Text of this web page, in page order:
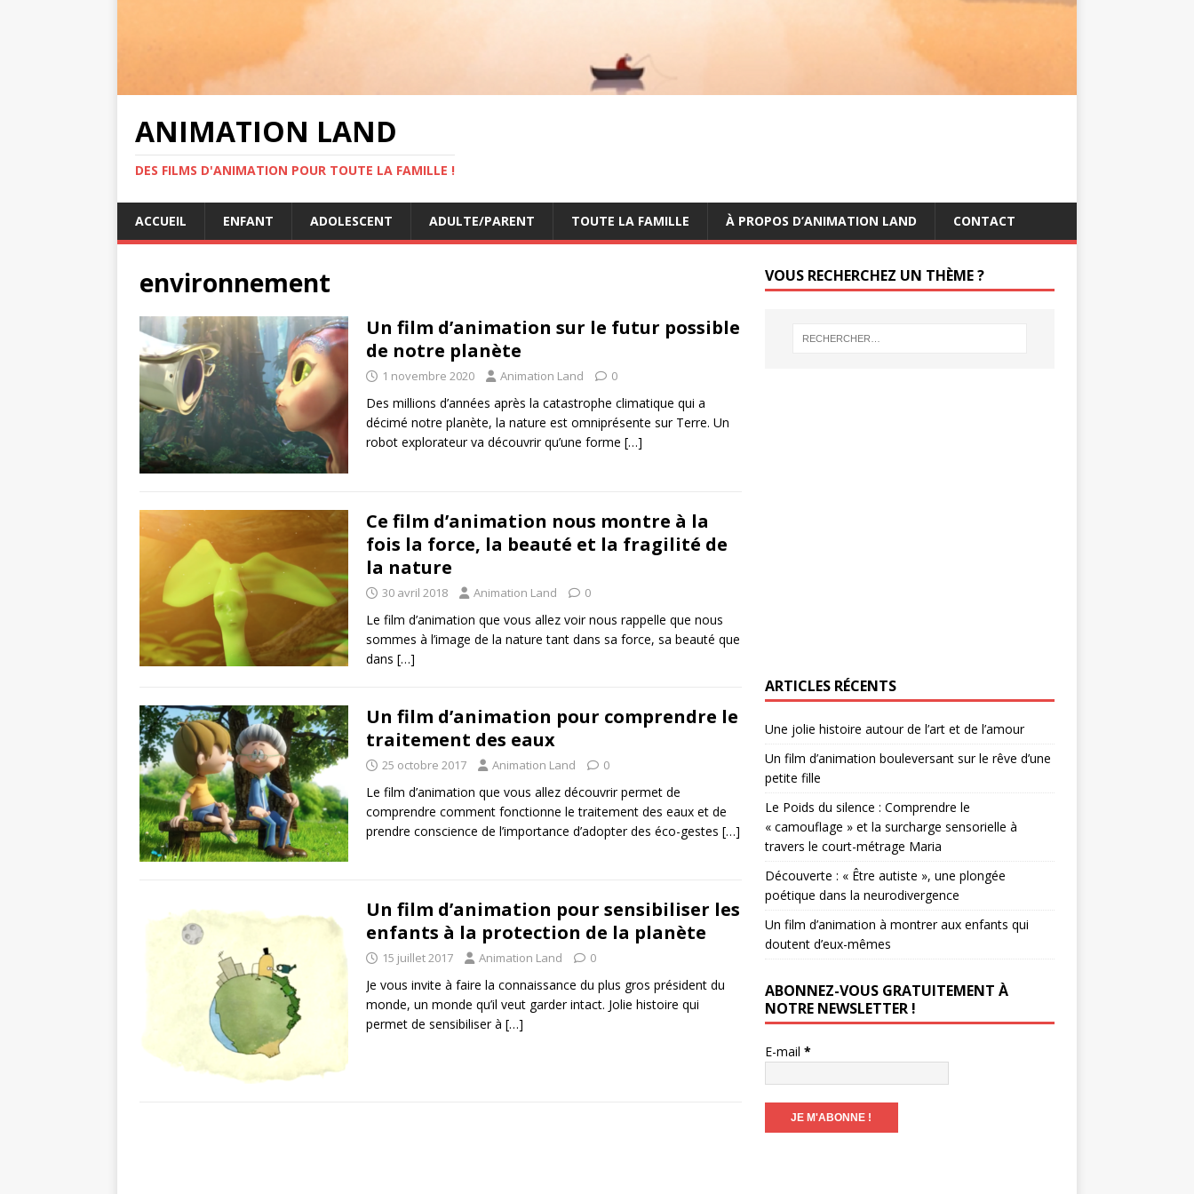
ANIMATION LAND
DES FILMS D'ANIMATION POUR TOUTE LA FAMILLE !
ACCUEIL ENFANT ADOLESCENT ADULTE/PARENT TOUTE LA FAMILLE À PROPOS D’ANIMATION LAND CONTACT
environnement
Un film d’animation sur le futur possible
de notre planète
1 novembre 2020 Animation Land 0
Des millions d’années après la catastrophe climatique qui a
décimé notre planète, la nature est omniprésente sur Terre. Un
robot explorateur va découvrir qu’une forme […]
Ce film d’animation nous montre à la
fois la force, la beauté et la fragilité de
la nature
30 avril 2018 Animation Land 0
Le film d’animation que vous allez voir nous rappelle que nous
sommes à l’image de la nature tant dans sa force, sa beauté que
dans […]
Un film d’animation pour comprendre le
traitement des eaux
25 octobre 2017 Animation Land 0
Le film d’animation que vous allez découvrir permet de
comprendre comment fonctionne le traitement des eaux et de
prendre conscience de l’importance d’adopter des éco-gestes […]
Un film d’animation pour sensibiliser les
enfants à la protection de la planète
15 juillet 2017 Animation Land 0
Je vous invite à faire la connaissance du plus gros président du
monde, un monde qu’il veut garder intact. Jolie histoire qui
permet de sensibiliser à […]
VOUS RECHERCHEZ UN THÈME ?
ARTICLES RÉCENTS
Une jolie histoire autour de l’art et de l’amour
Un film d’animation bouleversant sur le rêve d’une
petite fille
Le Poids du silence : Comprendre le
« camouflage » et la surcharge sensorielle à
travers le court-métrage Maria
Découverte : « Être autiste », une plongée
poétique dans la neurodivergence
Un film d’animation à montrer aux enfants qui
doutent d’eux-mêmes
ABONNEZ-VOUS GRATUITEMENT À
NOTRE NEWSLETTER !
E-mail *